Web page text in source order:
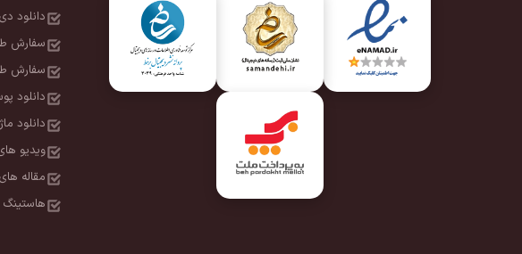
دانلود
سفارش
سفارش
دانلود
دانلود
ویدیو
مقاله